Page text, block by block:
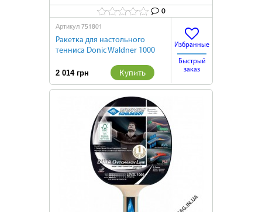
0
Артикул 751801
Ракетка для настольного
тенниса Donic Waldner 1000
2 014 грн
Купить
Избранные
Быстрый
заказ